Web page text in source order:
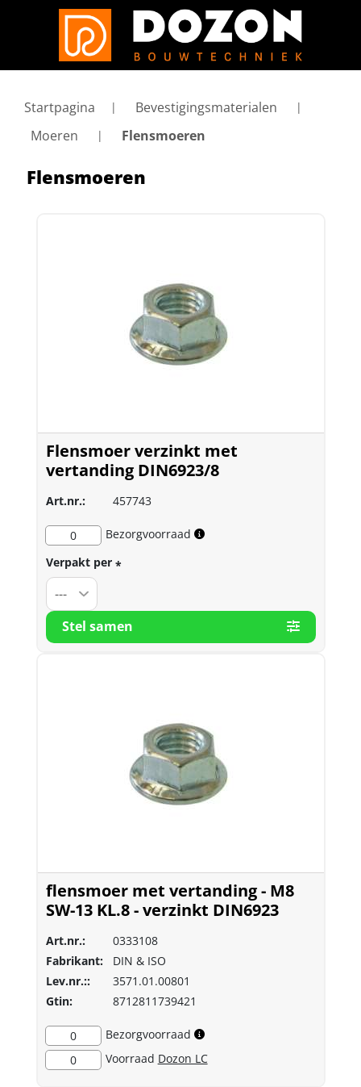
Startpagina
Bevestigingsmaterialen
Moeren
Flensmoeren
Flensmoeren
Flensmoer verzinkt met
vertanding DIN6923/8
Art.nr.: 457743
0
Bezorgvoorraad
Verpakt per *
Stel samen
flensmoer met vertanding - M8
SW-13 KL.8 - verzinkt DIN6923
Art.nr.:
0333108
Fabrikant:
DIN & ISO
Lev.nr.::
3571.01.00801
Gtin:
8712811739421
0
Bezorgvoorraad
0
Voorraad Dozon LC